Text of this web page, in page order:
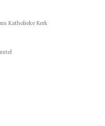
Katholieke Kerk